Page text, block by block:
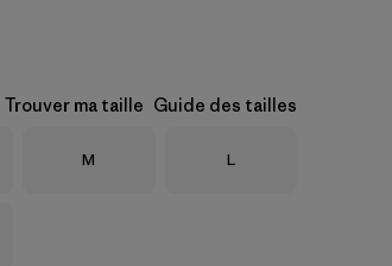
Trouver ma taille Guide des tailles
Taille
M Taille
L